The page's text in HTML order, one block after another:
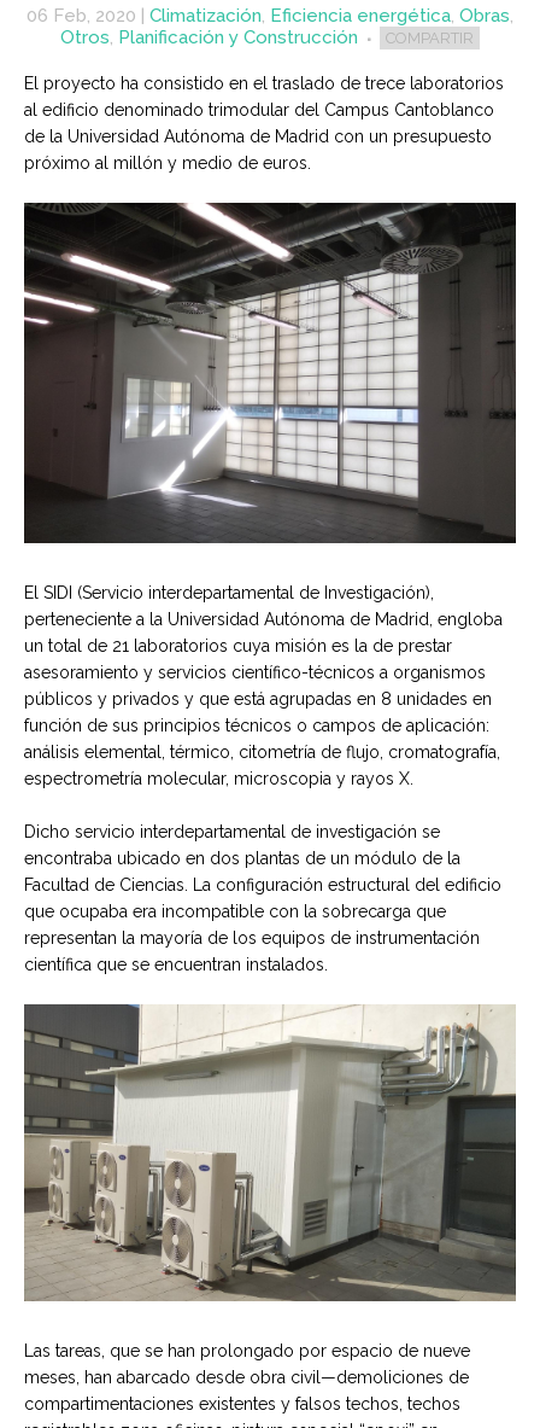
06 Feb, 2020 | Climatización, Eficiencia energética, Obras,
Otros, Planificación y Construcción COMPARTIR
El proyecto ha consistido en el traslado de trece laboratorios
al edificio denominado trimodular del Campus Cantoblanco
de la Universidad Autónoma de Madrid con un presupuesto
próximo al millón y medio de euros.
El SIDI (Servicio interdepartamental de Investigación),
perteneciente a la Universidad Autónoma de Madrid, engloba
un total de 21 laboratorios cuya misión es la de prestar
asesoramiento y servicios científico-técnicos a organismos
públicos y privados y que está agrupadas en 8 unidades en
función de sus principios técnicos o campos de aplicación:
análisis elemental, térmico, citometría de flujo, cromatografía,
espectrometría molecular, microscopia y rayos X.
Dicho servicio interdepartamental de investigación se
encontraba ubicado en dos plantas de un módulo de la
Facultad de Ciencias. La configuración estructural del edificio
que ocupaba era incompatible con la sobrecarga que
representan la mayoría de los equipos de instrumentación
científica que se encuentran instalados.
Las tareas, que se han prolongado por espacio de nueve
meses, han abarcado desde obra civil—demoliciones de
compartimentaciones existentes y falsos techos, techos